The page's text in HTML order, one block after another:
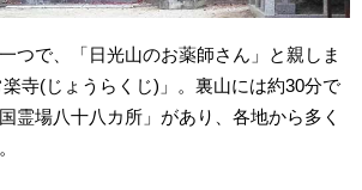
つで、「日光山のお薬師さん」と親しま
寺(じょうらくじ)」。裏山には約30分で
霊場八十八カ所」があり、各地から多く